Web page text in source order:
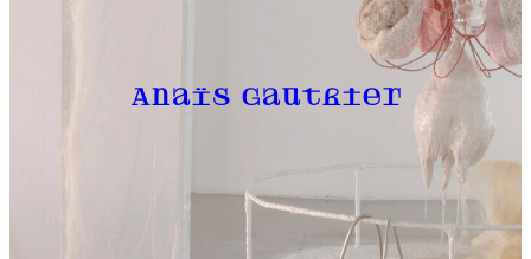
Anaïs Gauthier